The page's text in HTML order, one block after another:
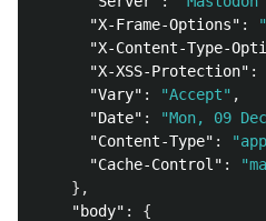
"X-Frame-Options" :
"X-Content-Type-
"X-XSS-Protection" :
"Vary" : "Accept" ,
"Date" : "Mon, 09
"Content-Type" :
"Cache-Control" :
},
"body" :
{